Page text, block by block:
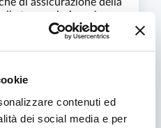
contenuti ed
dei social media e per
terza missione è
attraverso il